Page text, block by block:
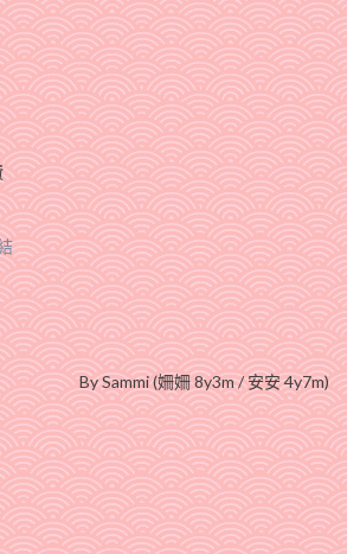
By Sammi (姍姍 8y3m / 安安 4y7m)